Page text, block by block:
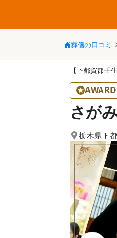
葬儀の口コミ
【下都賀郡壬
さが
栃木県下